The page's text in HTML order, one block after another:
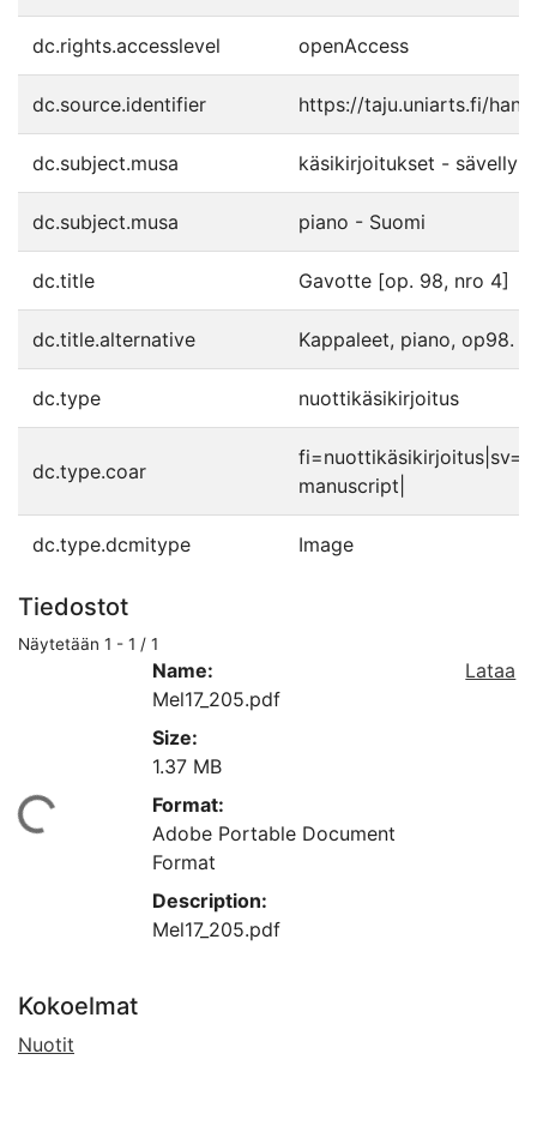
dc.rights.accesslevel openAccess
dc.source.identifier https://taju.uniarts.fi/
dc.subject.musa käsikirjoitukset -
dc.subject.musa piano - Suomi
dc.title Gavotte [op. 98, nro 4]
dc.title.alternative Kappaleet, piano, op98.
dc.type nuottikäsikirjoitus
dc.type.coar
manuscript|
dc.type.dcmitype Image
Tiedostot
Näytetään 1 - 1 / 1
Ladataan...
Name:
Mel17_205.pdf
Size:
1.37 MB
Format:
Adobe Portable Document
Format
Description:
Mel17_205.pdf
Lataa
Kokoelmat
Nuotit